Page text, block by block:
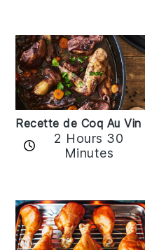
Recette de Coq Au Vin
2 Hours 30
Minutes